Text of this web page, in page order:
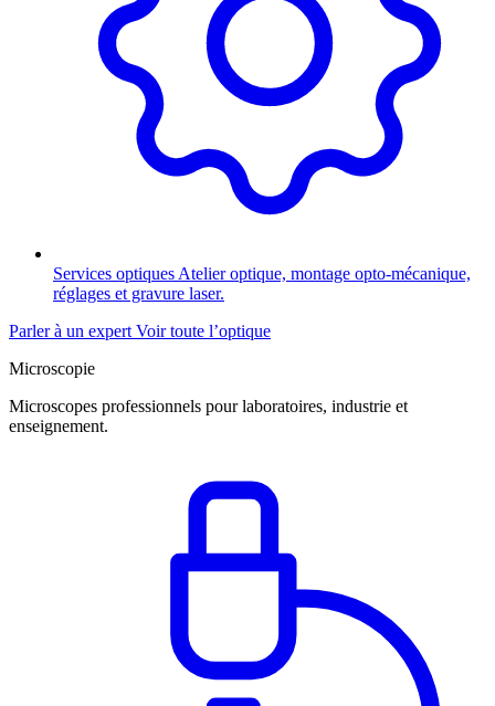
Services optiques Atelier optique, montage opto-mécanique,
réglages et gravure laser.
Parler à un expert Voir toute l’optique
Microscopie
Microscopes professionnels pour laboratoires, industrie et
enseignement.